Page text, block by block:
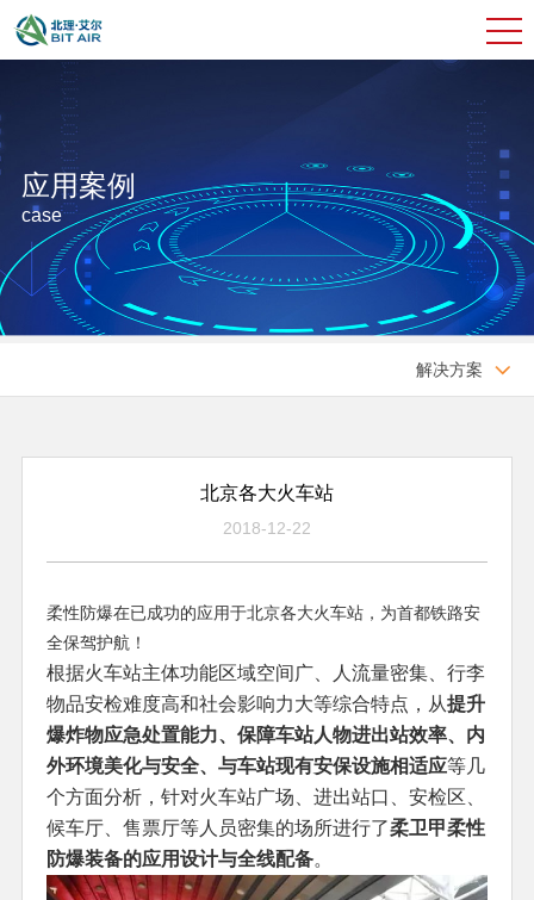
应用案例
case
解决方案 
北京各大火车站
2018-12-22
柔性防爆在已成功的应用于北京各大火车站，为首都铁路安
全保驾护航！
根据火车站主体功能区域空间广、人流量密集、行李
物品安检难度高和社会影响力大等综合特点，从提升
爆炸物应急处置能力、保障车站人物进出站效率、内
外环境美化与安全、与车站现有安保设施相适应等几
个方面分析，针对火车站广场、进出站口、安检区、
候车厅、售票厅等人员密集的场所进行了柔卫甲柔性
防爆装备的应用设计与全线配备。